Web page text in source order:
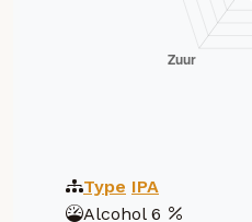
Type IPA
Alcohol 6